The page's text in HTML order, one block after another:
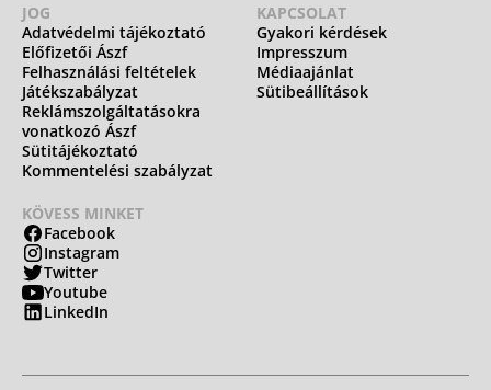
JOG
Adatvédelmi tájékoztató
Előfizetői Ászf
Felhasználási feltételek
Játékszabályzat
Reklámszolgáltatásokra
vonatkozó Ászf
Sütitájékoztató
Kommentelési szabályzat
KAPCSOLAT
Gyakori kérdések
Impresszum
Médiaajánlat
Sütibeállítások
KÖVESS MINKET
Facebook
Instagram
Twitter
Youtube
LinkedIn